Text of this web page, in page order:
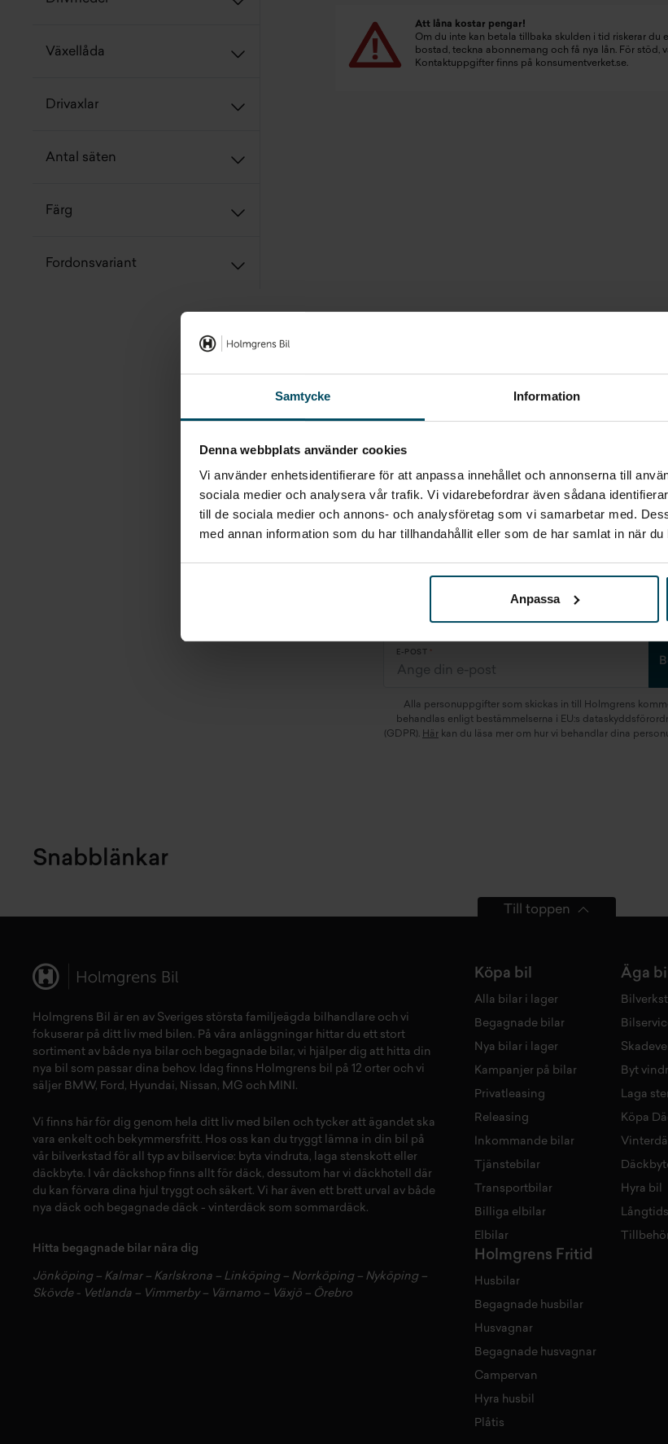
Samtycke Information
Denna webbplats använder cookies
Vi använder enhetsidentifierare för att anpassa innehållet och annonserna till
sociala medier och analysera vår trafik. Vi vidarebefordrar även sådana
till de sociala medier och annons- och analysföretag som vi samarbetar med.
med annan information som du har tillhandahållit eller som de har samlat in när
Anpassa
Växellåda
Drivaxlar
Antal säten
Färg
Fordonsvariant
Att låna kostar pengar!
Om du inte kan betala tillbaka skulden i tid riskerar du
bostad, teckna abonnemang och få nya lån. För
Kontaktuppgifter finns på konsumentverket.se.
Inget som riktigt
passade?
FORD KARLSKRONA FOCUS
vi får in fordon som motsvarar din sökning.
E-POST
Alla personuppgifter som skickas in till Holmgrens
behandlas enligt bestämmelserna i EU:s
(GDPR). Här kan du läsa mer om hur vi behandlar dina
Snabblänkar
Till toppen
Holmgrens Bil är en av Sveriges största familjeägda bilhandlare och vi
fokuserar på ditt liv med bilen. På våra anläggningar hittar du ett stort
sortiment av både nya bilar och begagnade bilar, vi hjälper dig att hitta din
nya bil som passar dina behov. Idag finns Holmgrens bil på 12 orter och vi
säljer BMW, Ford, Hyundai, Nissan , MG och MINI.
Vi finns här för dig genom hela ditt liv med bilen och tycker att ägandet ska
vara enkelt och bekymmersfritt. Hos oss kan du tryggt lämna in din bil på
vår bilverkstad för all typ av bilservice: byta vindruta, laga stenskott eller
däckbyte. I vår däckshop finns allt för däck, dessutom har vi däckhotell där
du kan förvara dina hjul tryggt och säkert. Vi har även ett brett urval av både
nya däck och begagnade däck - vinterdäck som sommardäck.
Hitta begagnade bilar nära dig
Jönköping– Kalmar – Karlskrona – Linköping– Norrköping– Nyköping–
Skövde- Vetlanda – Vimmerby– Värnamo – Växjö – Örebro
Köpa bil
Alla bilar i lager
Begagnade bilar
Nya bilar i lager
Kampanjer på bilar
Privatleasing
Releasing
Inkommande bilar
Tjänstebilar
Transportbilar
Billiga elbilar
Elbilar
Äga
Byt
Laga
Köpa
Hyra bil
Holmgrens Fritid
Husbilar
Begagnade husbilar
Husvagnar
Begagnade husvagnar
Campervan
Hyra husbil
Plåtis